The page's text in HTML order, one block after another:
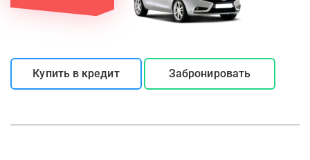
Купить в кредит Забронировать